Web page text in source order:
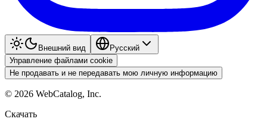
Внешний вид
Pyccкий
Управление файлами cookie
Не продавать и не передавать мою личную информацию
© 2026 WebCatalog, Inc.
Скачать